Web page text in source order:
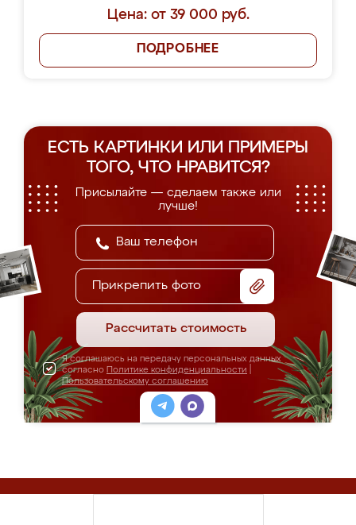
Цена: от 39 000 руб.
ПОДРОБНЕЕ
ЕСТЬ КАРТИНКИ ИЛИ ПРИМЕРЫ
ТОГО, ЧТО НРАВИТСЯ?
Присылайте — сделаем также или
лучше!
Прикрепить фото
Рассчитать стоимость
Я соглашаюсь на передачу персональных данных
согласно Политике конфиденциальности
Пользовательскому соглашению